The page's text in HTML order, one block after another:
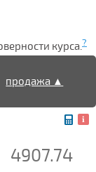
курса.?
продажа ▲
4907.74